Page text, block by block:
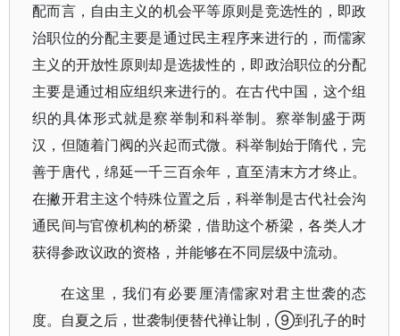
配而言，自由主义的机会平等原则是竞选性的，即政
治职位的分配主要是通过民主程序来进行的，而儒家
主义的开放性原则却是选拔性的，即政治职位的分配
主要是通过相应组织来进行的。在古代中国，这个组
织的具体形式就是察举制和科举制。察举制盛于两
汉，但随着门阀的兴起而式微。科举制始于隋代，完
善于唐代，绵延一千三百余年，直至清末方才终止。
在撇开君主这个特殊位置之后，科举制是古代社会沟
通民间与官僚机构的桥梁，借助这个桥梁，各类人才
获得参政议政的资格，并能够在不同层级中流动。
在这里，我们有必要厘清儒家对君主世袭的态
度。自夏之后，世袭制便替代禅让制，⑨到孔子的时